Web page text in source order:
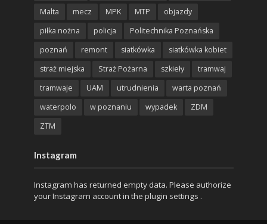
Malta
mecz MPK MTP
objazdy
piłka nożna
policja
Politechnika Poznańska
poznań
remont siatkówka
siatkówka kobiet
straż miejska
Straż Pożarna szkieły
tramwaj
tramwaje
UAM utrudnienia
warta poznań
waterpolo
w poznaniu wypadek
ZDM
ZTM
Instagram
Instagram has returned empty data. Please authorize
your Instagram account in the plugin settings .